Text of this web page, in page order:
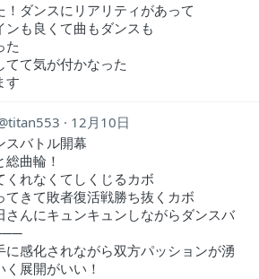
！ダンスにリアリティがあって
ンも良くて曲もダンスも
た
てて気が付かなった
す
titan553
12月10日
スバトル開幕
曲輪！
くれなくてしくじるカボ
てきて敗者復活戦勝ち抜くカボ
さんにキュンキュンしながらダンスバ
に感化されながら双方パッションが湧
く展開がいい！